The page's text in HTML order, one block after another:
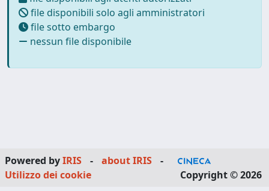
file disponibili solo agli amministratori
file sotto embargo
nessun file disponibile
Powered byIRIS - about IRIS
-
Utilizzo dei cookie
Copyright © 2026